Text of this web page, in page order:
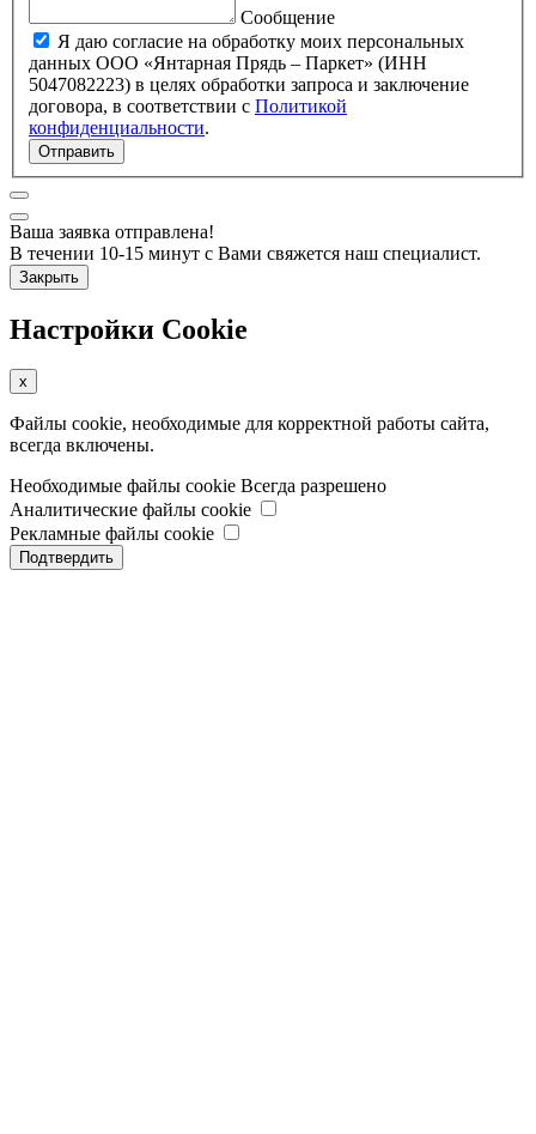
Сообщение
Я даю согласие на обработку моих персональных
данных ООО «Янтарная Прядь – Паркет» (ИНН
5047082223) в целях обработки запроса и заключение
договора, в соответствии с Политикой
конфиденциальности.
Отправить
Ваша заявка отправлена!
В течении 10-15 минут с Вами свяжется наш специалист.
Закрыть
Настройки Cookie
x
Файлы cookie, необходимые для корректной работы сайта,
всегда включены.
Необходимые файлы cookie Всегда разрешено
Аналитические файлы cookie
Рекламные файлы cookie
Подтвердить